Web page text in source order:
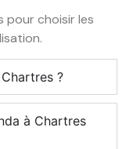
pour choisir les
?
à Chartres